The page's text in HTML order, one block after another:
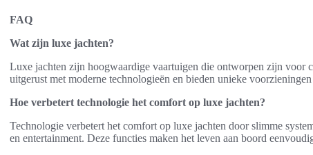
FAQ
Wat zijn luxe jachten?
Luxe jachten zijn hoogwaardige vaartuigen die ontworpen zijn voor
uitgerust met moderne technologieën en bieden unieke
Hoe verbetert technologie het comfort op luxe jachten?
Technologie verbetert het comfort op luxe jachten door slimme
en entertainment. Deze functies maken het leven aan boord